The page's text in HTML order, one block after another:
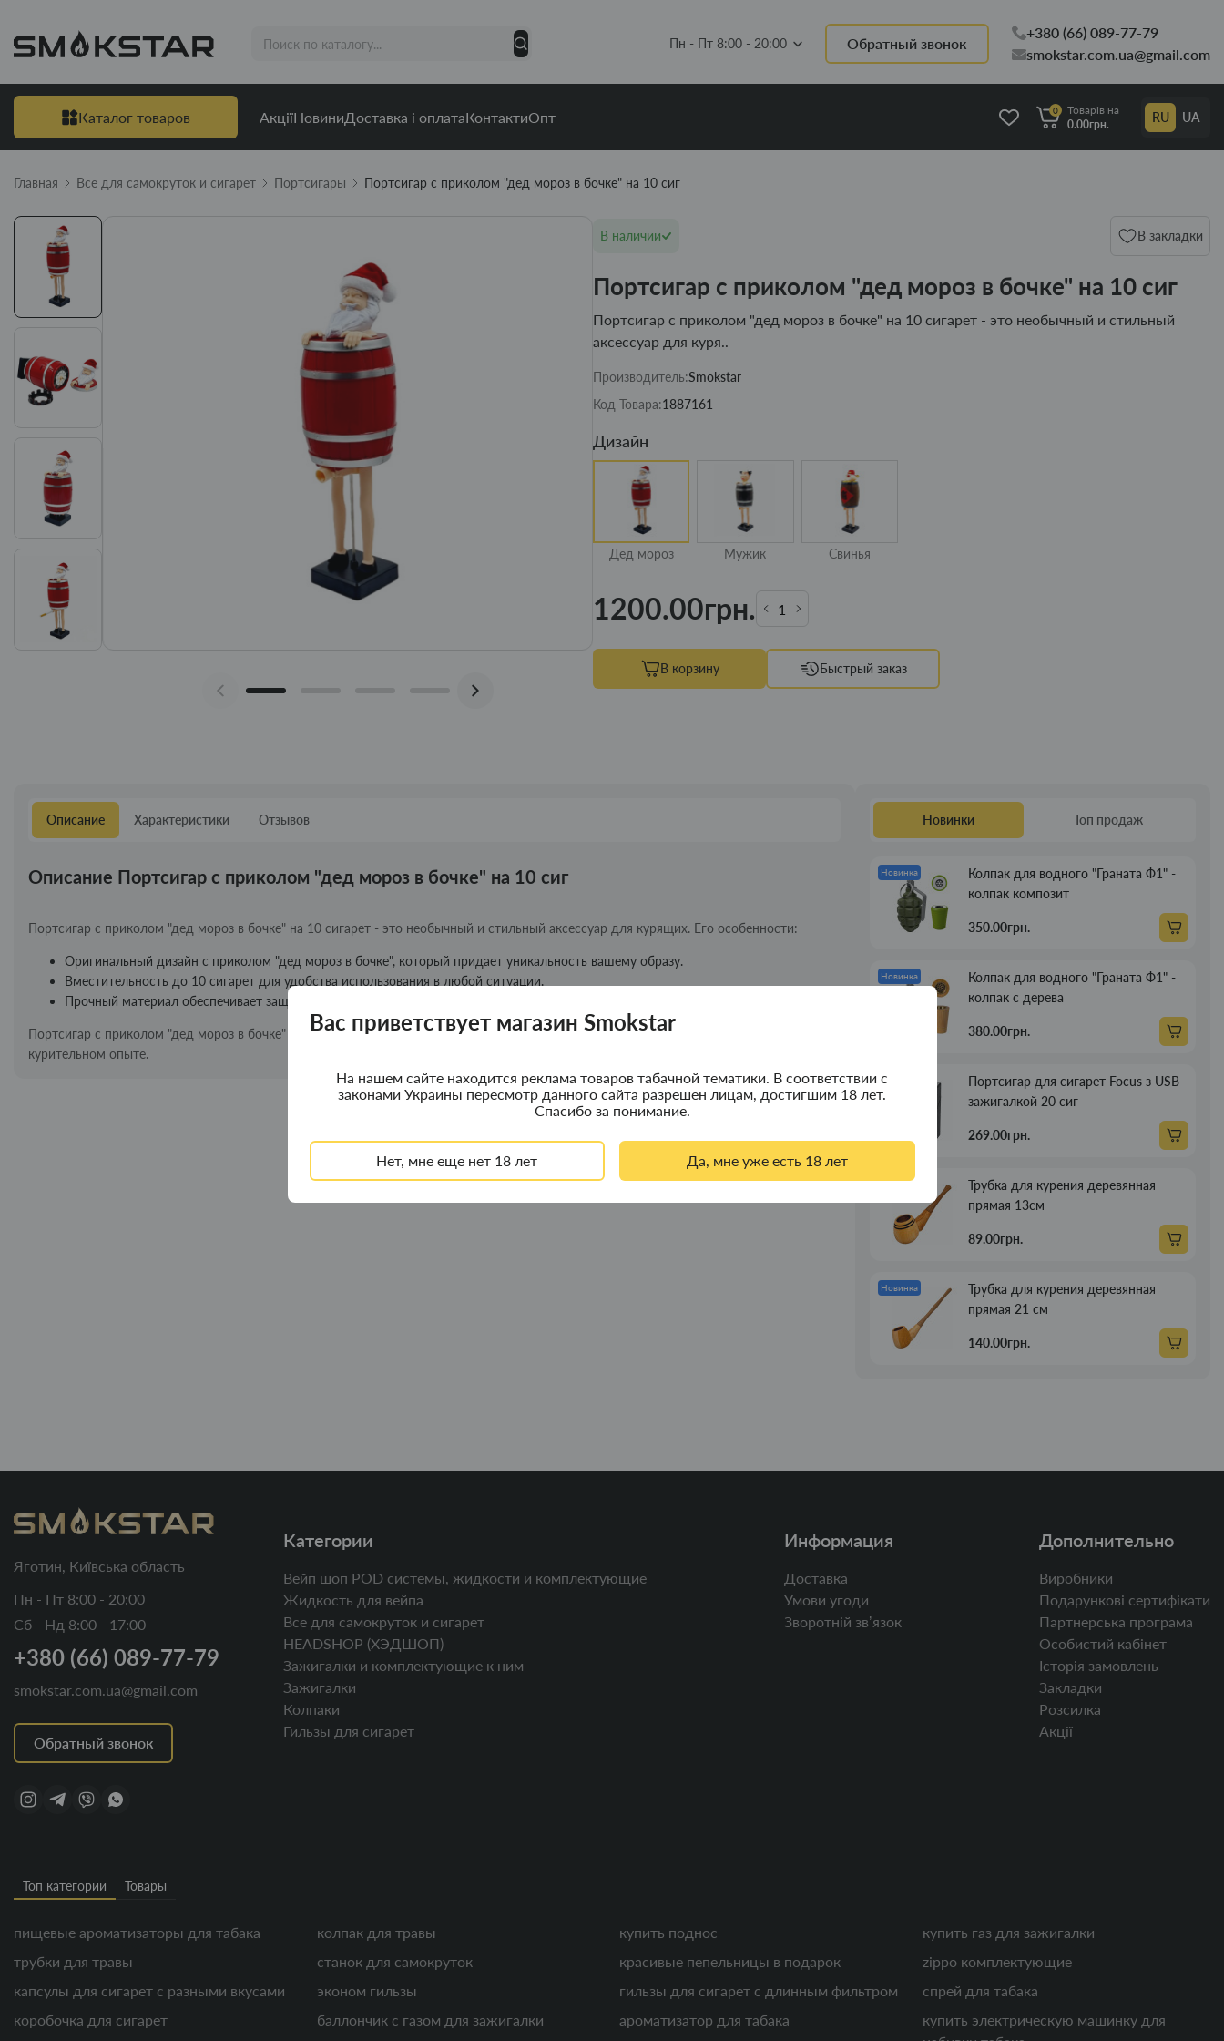
Вас приветствует магазин Smokstar
На нашем сайте находится реклама товаров табачной тематики. В соответствии с
законами Украины пересмотр данного сайта разрешен лицам, достигшим 18 лет.
Спасибо за понимание.
Нет, мне еще нет 18 лет Да, мне уже есть 18 лет
Пн - Пт 8:00 - 20:00 Обратный звонок
+380 (66) 089-77-79
smokstar.com.ua@gmail.com
Каталог товаров АкціїНовиниДоставка і оплатаКонтактиОпт 0
Товарів на
0.00грн.
RU UA
Главная Все для самокруток и сигарет Портсигары Портсигар с приколом "дед мороз в бочке" на 10 сиг
В наличии В закладки
Портсигар с приколом "дед мороз в бочке" на 10 сиг
Портсигар с приколом "дед мороз в бочке" на 10 сигарет - это необычный и стильный
аксессуар для куря..
Производитель:Smokstar
Код Товара:1887161
Дизайн
Дед мороз Мужик Свинья
1200.00грн.
В корзину Быстрый заказ
Описание Характеристики Отзывов
Описание Портсигар с приколом "дед мороз в бочке" на 10 сиг
Портсигар с приколом "дед мороз в бочке" на 10 сигарет - это необычный и стильный аксессуар для курящих. Его особенности:
Оригинальный дизайн с приколом "дед мороз в бочке", который придает уникальность вашему образу.
Вместительность до 10 сигарет для удобства использования в любой ситуации.
Прочный материал обеспечивает защиту сигарет и долгий срок службы портсигара.
Портсигар с приколом "дед мороз в бочке" на 10 сигарет - это не только функциональный аксессуар, но и элемент юмора в вашем
курительном опыте.
Новинки Топ продаж
Новинка
Колпак для водного "Граната Ф1" -
колпак композит
350.00грн.
Новинка
Колпак для водного "Граната Ф1" -
колпак с дерева
380.00грн.
Новинка
Портсигар для сигарет Focus з USB
зажигалкой 20 сиг
269.00грн.
Новинка
Трубка для курения деревянная
прямая 13см
89.00грн.
Новинка
Трубка для курения деревянная
прямая 21 см
140.00грн.
Яготин, Київська область
Пн - Пт 8:00 - 20:00
Сб - Нд 8:00 - 17:00
+380 (66) 089-77-79
smokstar.com.ua@gmail.com
Обратный звонок
Категории
Вейп шоп POD системы, жидкости и комплектующие
Жидкость для вейпа
Все для самокруток и сигарет
HEADSHOP (ХЭДШОП)
Зажигалки и комплектующие к ним
Зажигалки
Колпаки
Гильзы для сигарет
Информация
Доставка
Умови угоди
Зворотній звʼязок
Дополнительно
Виробники
Подарункові сертифікати
Партнерська програма
Особистий кабінет
Історія замовлень
Закладки
Розсилка
Акції
Топ категории Товары
пищевые ароматизаторы для табака
трубки для травы
капсулы для сигарет с разными вкусами
коробочка для сигарет
колпак для травы
станок для самокруток
эконом гильзы
баллончик с газом для зажигалки
купить поднос
красивые пепельницы в подарок
гильзы для сигарет с длинным фильтром
ароматизатор для табака
купить газ для зажигалки
zippo комплектующие
спрей для табака
купить электрическую машинку для